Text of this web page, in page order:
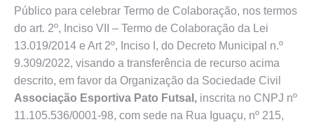
Público para celebrar Termo de Colaboração, nos termos
do art. 2º, Inciso VII – Termo de Colaboração da Lei
13.019/2014 e Art 2º, Inciso I, do Decreto Municipal n.º
9.309/2022, visando a transferência de recurso acima
descrito, em favor da Organização da Sociedade Civil
Associação Esportiva Pato Futsal, inscrita no CNPJ nº
11.105.536/0001-98, com sede na Rua Iguaçu, nº 215,